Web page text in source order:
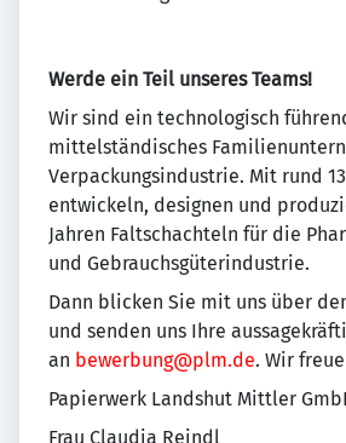
Werde ein Teil unseres Teams!
Wir sind ein technologisch
mittelständisches
Verpackungsindustrie. Mit rund
entwickeln, designen und
Jahren Faltschachteln für die
und Gebrauchsgüterindustrie.
Dann blicken Sie mit uns über
und senden uns Ihre
an bewerbung@plm.de. Wir
Papierwerk Landshut Mittler
Frau Claudia Reindl